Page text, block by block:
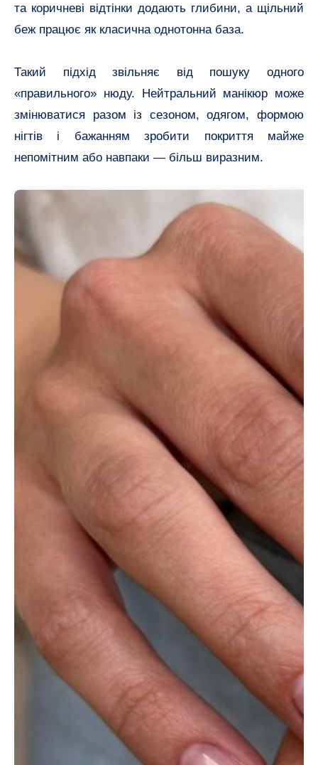
та коричневі відтінки додають глибини, а щільний
беж працює як класична однотонна база.
Такий підхід звільняє від пошуку одного
«правильного» нюду. Нейтральний манікюр може
змінюватися разом із сезоном, одягом, формою
нігтів і бажанням зробити покриття майже
непомітним або навпаки — більш виразним.